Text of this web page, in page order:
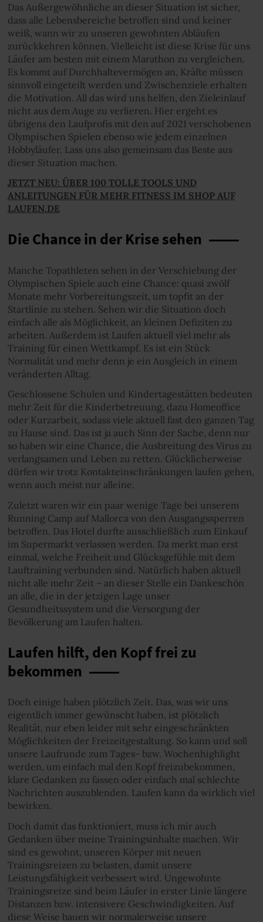
Das Außergewöhnliche an dieser Situation ist sicher,
dass alle Lebensbereiche betroffen sind und keiner
weiß, wann wir zu unseren gewohnten Abläufen
zurückkehren können. Vielleicht ist diese Krise für uns
Läufer am besten mit einem Marathon zu vergleichen.
Es kommt auf Durchhaltevermögen an, Kräfte müssen
sinnvoll eingeteilt werden und Zwischenziele erhalten
die Motivation. All das wird uns helfen, den Zieleinlauf
nicht aus dem Auge zu verlieren. Hier ergeht es
übrigens den Laufprofis mit den auf 2021 verschobenen
Olympischen Spielen ebenso wie jedem einzelnen
Hobbyläufer. Lass uns also gemeinsam das Beste aus
dieser Situation machen.
JETZT NEU: ÜBER 100 TOLLE TOOLS UND
ANLEITUNGEN FÜR MEHR FITNESS IM SHOP AUF
LAUFEN.DE
Die Chance in der Krise sehen
Manche Topathleten sehen in der Verschiebung der
Olympischen Spiele auch eine Chance: quasi zwölf
Monate mehr Vorbereitungszeit, um topfit an der
Startlinie zu stehen. Sehen wir die Situation doch
einfach alle als Möglichkeit, an kleinen Defiziten zu
arbeiten. Außerdem ist Laufen aktuell viel mehr als
Training für einen Wettkampf. Es ist ein Stück
Normalität und mehr denn je ein Ausgleich in einem
veränderten Alltag.
Geschlossene Schulen und Kindertagestätten bedeuten
mehr Zeit für die Kinderbetreuung, dazu Homeoffice
oder Kurzarbeit, sodass viele aktuell fast den ganzen Tag
zu Hause sind. Das ist ja auch Sinn der Sache, denn nur
so haben wir eine Chance, die Ausbreitung des Virus zu
verlangsamen und Leben zu retten. Glücklicherweise
dürfen wir trotz Kontakteinschränkungen laufen gehen,
wenn auch meist nur alleine.
Zuletzt waren wir ein paar wenige Tage bei unserem
Running Camp auf Mallorca von den Ausgangssperren
betroffen. Das Hotel durfte ausschließlich zum Einkauf
im Supermarkt verlassen werden. Da merkt man erst
einmal, welche Freiheit und Glücksgefühle mit dem
Lauftraining verbunden sind. Natürlich haben aktuell
nicht alle mehr Zeit – an dieser Stelle ein Dankeschön
an alle, die in der jetzigen Lage unser
Gesundheitssystem und die Versorgung der
Bevölkerung am Laufen halten.
Laufen hilft, den Kopf frei zu
bekommen
Doch einige haben plötzlich Zeit. Das, was wir uns
eigentlich immer gewünscht haben, ist plötzlich
Realität, nur eben leider mit sehr eingeschränkten
Möglichkeiten der Freizeitgestaltung. So kann und soll
unsere Laufrunde zum Tages- bzw. Wochenhighlight
werden, um einfach mal den Kopf freizubekommen,
klare Gedanken zu fassen oder einfach mal schlechte
Nachrichten auszublenden. Laufen kann da wirklich viel
bewirken.
Doch damit das funktioniert, muss ich mir auch
Gedanken über meine Trainingsinhalte machen. Wir
sind es gewohnt, unseren Körper mit neuen
Trainingsreizen zu belasten, damit unsere
Leistungsfähigkeit verbessert wird. Ungewohnte
Trainingsreize sind beim Läufer in erster Linie längere
Distanzen bzw. intensivere Geschwindigkeiten. Auf
diese Weise bauen wir normalerweise unsere